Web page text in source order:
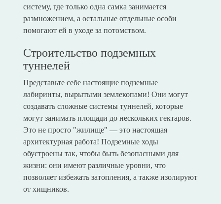
систему, где только одна самка занимается
размножением, а остальные отдельные особи
помогают ей в уходе за потомством.
Строительство подземных
туннелей
Представьте себе настоящие подземные
лабиринты, вырытыми землекопами! Они могут
создавать сложные системы туннелей, которые
могут занимать площади до нескольких гектаров.
Это не просто "жилище" — это настоящая
архитектурная работа! Подземные ходы
обустроены так, чтобы быть безопасными для
жизни: они имеют различные уровни, что
позволяет избежать затопления, а также изолируют
от хищников.